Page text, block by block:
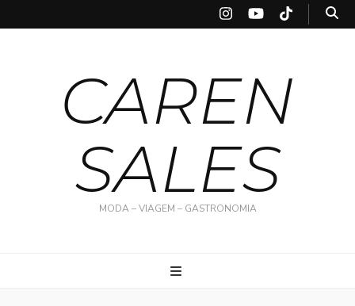
CAREN
SALES
MODA – VIAGEM – GASTRONOMIA